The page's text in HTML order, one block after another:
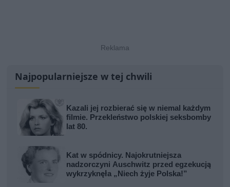
Najpopularniejsze w tej chwili
Kazali jej rozbierać się w niemal każdym
filmie. Przekleństwo polskiej seksbomby
lat 80.
Kat w spódnicy. Najokrutniejsza
nadzorczyni Auschwitz przed egzekucją
wykrzyknęła „Niech żyje Polska!”